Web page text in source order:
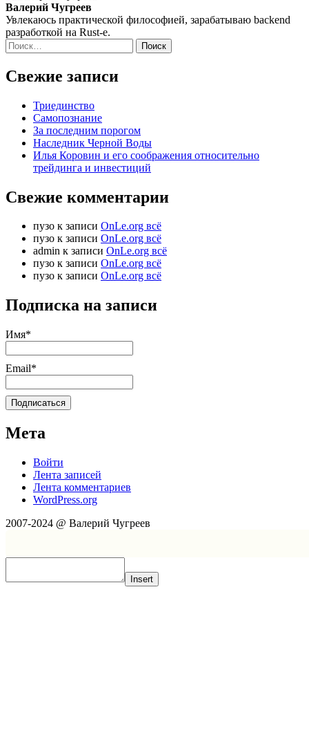
Валерий Чугреев
Увлекаюсь практической философией, зарабатываю backend
разработкой на Rust‑е.
Найти:
Свежие записи
Триединство
Самопознание
За последним порогом
Наследник Черной Воды
Илья Коровин и его соображения относительно
трейдинга и инвестиций
Свежие комментарии
пузо к записи OnLe.org всё
пузо к записи OnLe.org всё
admin к записи OnLe.org всё
пузо к записи OnLe.org всё
пузо к записи OnLe.org всё
Подписка на записи
Имя*
Email*
Мета
Войти
Лента записей
Лента комментариев
WordPress.org
2007-2024 @ Валерий Чугреев
Insert